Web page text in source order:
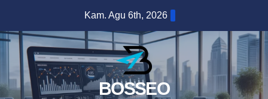
content
Kam. Agu 6th, 2026
BOSSEO